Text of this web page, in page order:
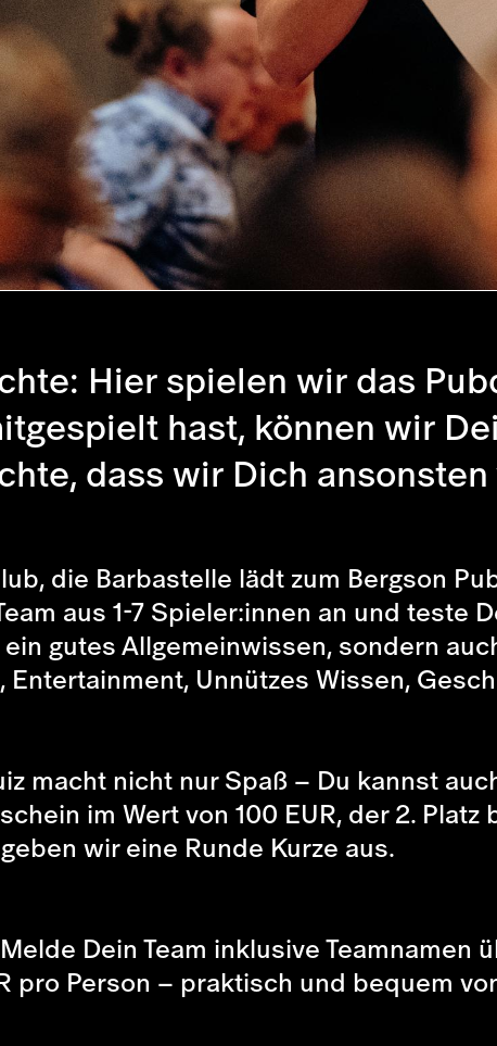
Hier spielen wir das
hast, können wir
dass wir Dich
die Barbastelle lädt zum Bergson
aus 1-7 Spieler:innen an und teste
gutes Allgemeinwissen, sondern
Entertainment, Unnützes Wissen,
macht nicht nur Spaß – Du kannst
im Wert von 100 EUR, der 2.
wir eine Runde Kurze aus.
Dein Team inklusive
pro Person – praktisch und bequem